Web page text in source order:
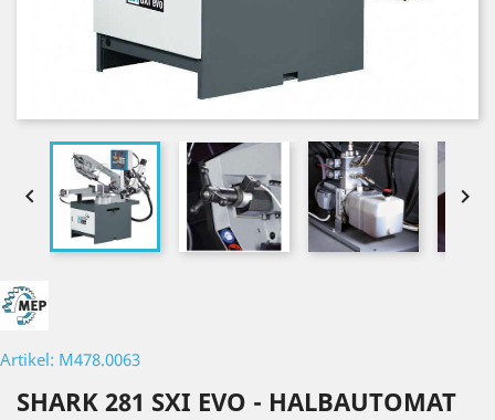
 
Artikel: M478.0063
SHARK 281 SXI EVO - HALBAUTOMAT